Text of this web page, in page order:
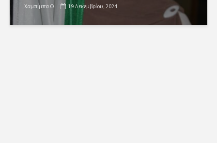
Χαμπίμπα Ο. 19 Δεκεμβρίου, 2024